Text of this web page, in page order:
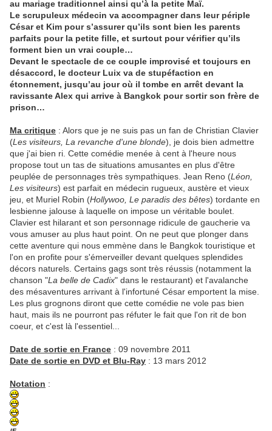
au mariage traditionnel ainsi qu’à la petite Maï.
Le scrupuleux médecin va accompagner dans leur périple
César et Kim pour s’assurer qu’ils sont bien les parents
parfaits pour la petite fille, et surtout pour vérifier qu’ils
forment bien un vrai couple…
Devant le spectacle de ce couple improvisé et toujours en
désaccord, le docteur Luix va de stupéfaction en
étonnement, jusqu’au jour où il tombe en arrêt devant la
ravissante Alex qui arrive à Bangkok pour sortir son frère de
prison…
Ma critique : Alors que je ne suis pas un fan de Christian Clavier
(Les visiteurs, La revanche d'une blonde), je dois bien admettre
que j'ai bien ri. Cette comédie menée à cent à l'heure nous
propose tout un tas de situations amusantes en plus d'être
peuplée de personnages très sympathiques. Jean Reno (Léon,
Les visiteurs) est parfait en médecin rugueux, austère et vieux
jeu, et Muriel Robin (Hollywoo, Le paradis des bêtes) tordante en
lesbienne jalouse à laquelle on impose un véritable boulet.
Clavier est hilarant et son personnage ridicule de gaucherie va
vous amuser au plus haut point. On ne peut que plonger dans
cette aventure qui nous emmène dans le Bangkok touristique et
l'on en profite pour s'émerveiller devant quelques splendides
décors naturels. Certains gags sont très réussis (notamment la
chanson "La belle de Cadix" dans le restaurant) et l'avalanche
des mésaventures arrivant à l'infortuné César emportent la mise.
Les plus grognons diront que cette comédie ne vole pas bien
haut, mais ils ne pourront pas réfuter le fait que l'on rit de bon
coeur, et c'est là l'essentiel...
Date de sortie en France : 09 novembre 2011
Date de sortie en DVD et Blu-Ray : 13 mars 2012
Notation :